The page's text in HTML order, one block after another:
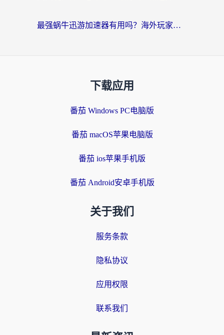
最强蜗牛迅游加速器有用吗？海外玩家国服游戏加速避坑指南（附德国玩忍者必须死3流星蝴蝶剑解决办法）
下载应用
番茄 Windows PC电脑版
番茄 macOS苹果电脑版
番茄 ios苹果手机版
番茄 Android安卓手机版
关于我们
服务条款
隐私协议
应用权限
联系我们